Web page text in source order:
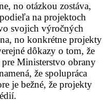
no otázkou zostáva,
na projektoch
svojich výročných
no konkrétne projekty
dôkazy o tom, že
Ministerstvo obrany
že spolupráca
je bežné, že projekty